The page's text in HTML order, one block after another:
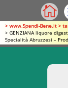
> www.Spendi-Bene.it >
> GENZIANA liquore
Specialità Abruzzesi –